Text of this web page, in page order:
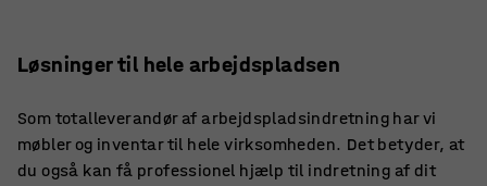
Løsninger til hele arbejdspladsen
Som totalleverandør af arbejdspladsindretning har vi
møbler og inventar til hele virksomheden. Det betyder, at
du også kan få professionel hjælp til indretning af dit